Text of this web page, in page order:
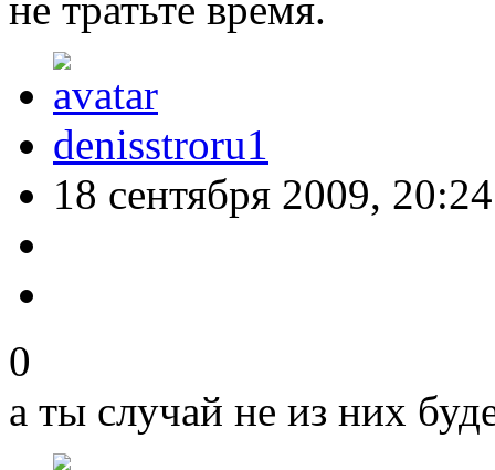
не тратьте время.
denisstroru1
18 сентября 2009, 20:24
0
а ты случай не из них